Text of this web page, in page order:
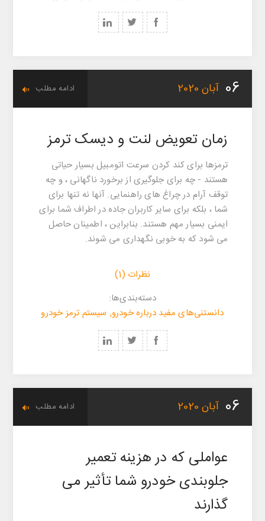
06 آبان 2020 ادامه مطلب
زمان تعویض لنت و دیسک ترمز
ترمزها برای کند کردن سرعت اتومبیل بسیار حیاتی
هستند - چه برای جلوگیری از برخورد ناگهانی ، و چه
توقف آرام در چراغ های راهنمایی. آنها نه تنها برای
شما ، بلکه برای سایر کاربران جاده در اطراف شما برای
ایمنی بسیار مهم هستند. بنابراین ، اطمینان حاصل
می شود که به خوبی نگهداری می شوند.
نظرات (1)
‌‌دسته‌بندی‌‌ها:
دانستنی‌های مفید درباره خودرو, سیستم ترمز خودرو
06 آبان 2020 ادامه مطلب
عواملی که در هزینه تعمیر
جلوبندی خودرو شما تأثیر می
گذارند